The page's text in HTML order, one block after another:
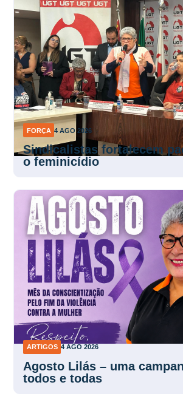
FORÇA 4 AGO 2026
Sindicalistas fortalecem
o feminicídio
ARTIGOS 4 AGO 2026
Agosto Lilás – uma
todos e todas